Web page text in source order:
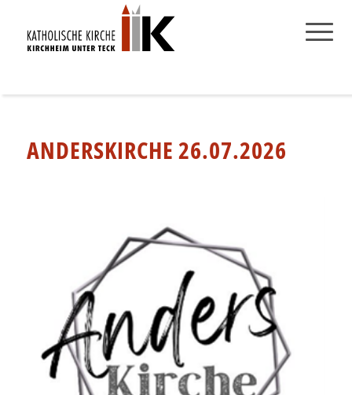
ANDERSKIRCHE 26.07.2026